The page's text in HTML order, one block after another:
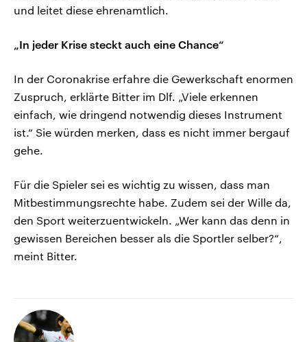
und leitet diese ehrenamtlich.
„In jeder Krise steckt auch eine Chance“
In der Coronakrise erfahre die Gewerkschaft enormen
Zuspruch, erklärte Bitter im Dlf. „Viele erkennen
einfach, wie dringend notwendig dieses Instrument
ist.“ Sie würden merken, dass es nicht immer bergauf
gehe.
Für die Spieler sei es wichtig zu wissen, dass man
Mitbestimmungsrechte habe. Zudem sei der Wille da,
den Sport weiterzuentwickeln. „Wer kann das denn in
gewissen Bereichen besser als die Sportler selber?“,
meint Bitter.